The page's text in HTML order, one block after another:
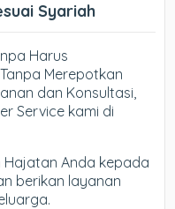
Syariah
Harus
Merepotkan
dan Konsultasi,
Service kami di
Anda kepada
berikan layanan